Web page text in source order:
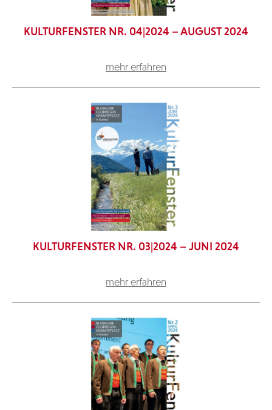
KULTURFENSTER NR. 04|2024 – AUGUST 2024
mehr erfahren
KULTURFENSTER NR. 03|2024 – JUNI 2024
mehr erfahren